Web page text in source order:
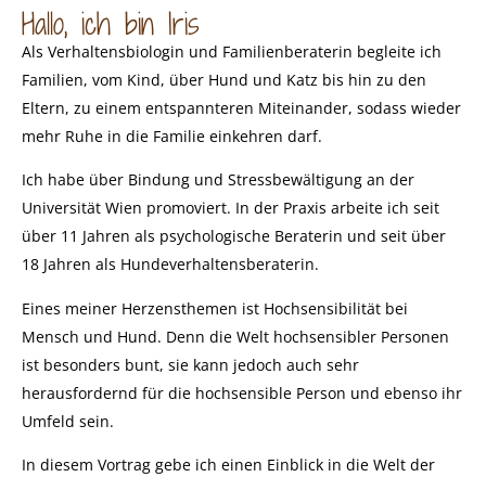
Hallo, ich bin Iris
Als Verhaltensbiologin und Familienberaterin begleite ich
Familien, vom Kind, über Hund und Katz bis hin zu den
Eltern, zu einem entspannteren Miteinander, sodass wieder
mehr Ruhe in die Familie einkehren darf.
Ich habe über Bindung und Stressbewältigung an der
Universität Wien promoviert. In der Praxis arbeite ich seit
über 11 Jahren als psychologische Beraterin und seit über
18 Jahren als Hundeverhaltensberaterin.
Eines meiner Herzensthemen ist Hochsensibilität bei
Mensch und Hund. Denn die Welt hochsensibler Personen
ist besonders bunt, sie kann jedoch auch sehr
herausfordernd für die hochsensible Person und ebenso ihr
Umfeld sein.
In diesem Vortrag gebe ich einen Einblick in die Welt der